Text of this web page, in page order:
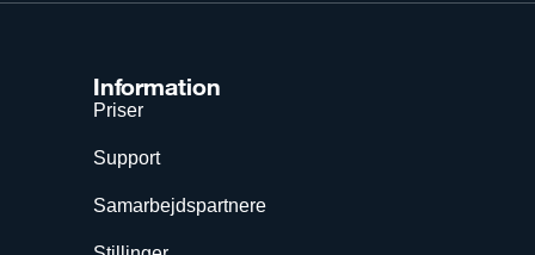
Information
Priser
Support
Samarbejdspartnere